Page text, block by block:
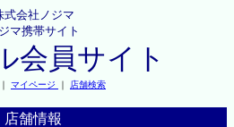
式会社ノジマ
マ携帯サイト
会員サイト
｜ マイページ ｜ 店舗検索
店舗情報